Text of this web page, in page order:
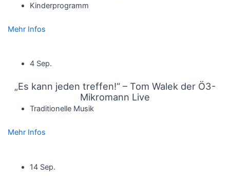
Kinderprogramm
Mehr Infos
4 Sep.
„Es kann jeden treffen!“ – Tom Walek der Ö3-
Mikromann Live
Traditionelle Musik
Mehr Infos
14 Sep.